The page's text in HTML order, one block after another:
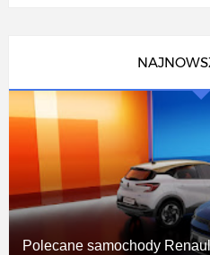
Polecane samochody